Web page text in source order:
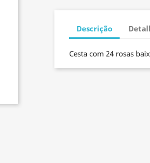
Descrição
Cesta com 24 rosas